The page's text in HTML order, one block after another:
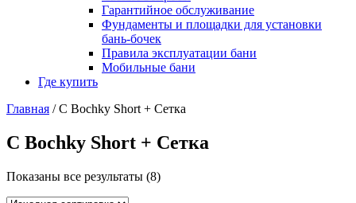
Гарантийное обслуживание
Фундаменты и площадки для установки
бань-бочек
Правила эксплуатации бани
Мобильные бани
Где купить
Главная / С Bochky Short + Сетка
С Bochky Short + Сетка
Показаны все результаты (8)